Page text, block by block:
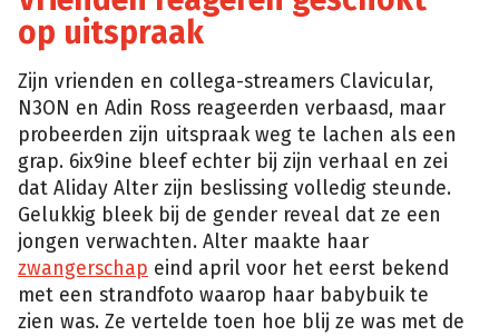
op uitspraak
Zijn vrienden en collega-streamers Clavicular,
N3ON en Adin Ross reageerden verbaasd, maar
probeerden zijn uitspraak weg te lachen als een
grap. 6ix9ine bleef echter bij zijn verhaal en zei
dat Aliday Alter zijn beslissing volledig steunde.
Gelukkig bleek bij de gender reveal dat ze een
jongen verwachten. Alter maakte haar
zwangerschap eind april voor het eerst bekend
met een strandfoto waarop haar babybuik te
zien was. Ze vertelde toen hoe blij ze was met de